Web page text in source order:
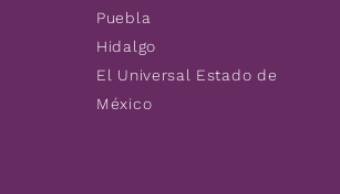
Puebla
Hidalgo
El Universal Estado de
México